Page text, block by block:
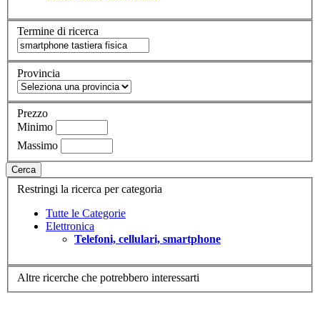
Termine di ricerca
Provincia
Prezzo
Minimo
Massimo
Cerca
Restringi la ricerca per categoria
Tutte le Categorie
Elettronica
Telefoni, cellulari, smartphone
Altre ricerche che potrebbero interessarti